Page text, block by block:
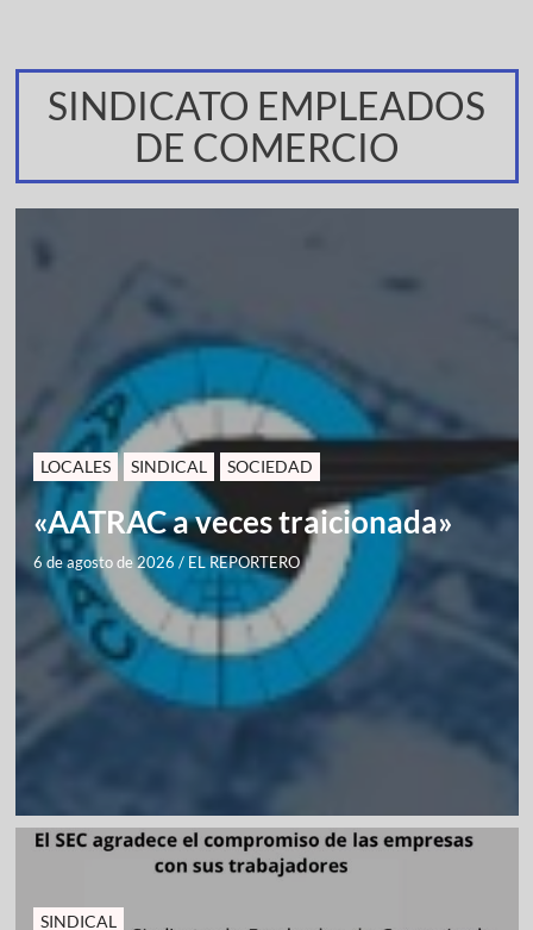
SINDICATO EMPLEADOS
DE COMERCIO
LOCALES SINDICAL SOCIEDAD
«AATRAC a veces traicionada»
6 de agosto de 2026 / EL REPORTERO
SINDICAL